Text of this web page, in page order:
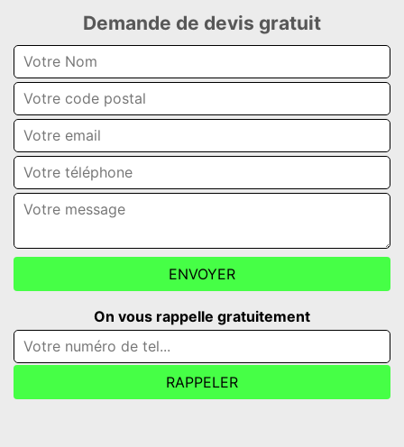
Demande de devis gratuit
On vous rappelle gratuitement